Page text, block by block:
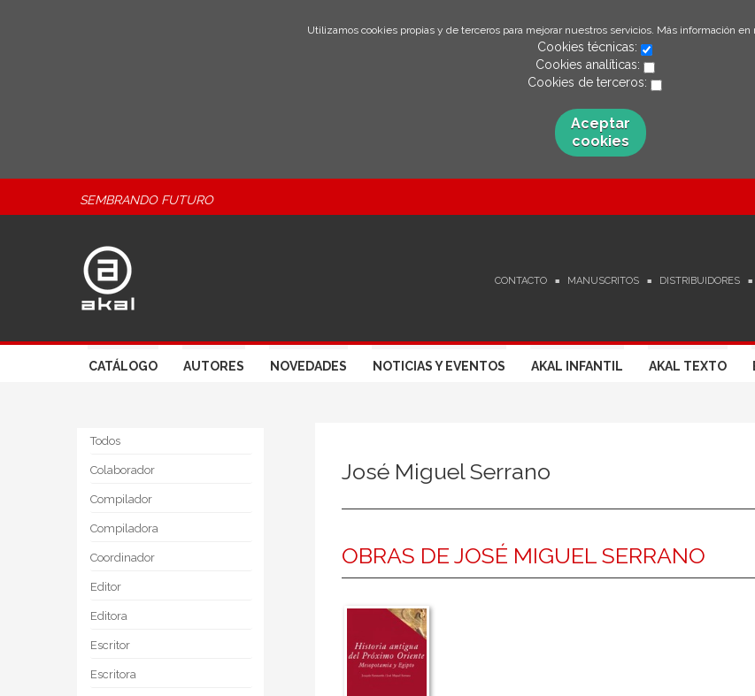
Utilizamos cookies propias y de terceros para mejorar nuestros servicios. Más información en
Cookies técnicas:
Cookies analíticas:
Cookies de terceros:
Aceptar
cookies
SEMBRANDO FUTURO
CONTACTO MANUSCRITOS DISTRIBUIDORES
CATÁLOGO AUTORES NOVEDADES NOTICIAS Y EVENTOS AKAL INFANTIL AKAL TEXTO
Todos
Colaborador
Compilador
Compiladora
Coordinador
Editor
Editora
Escritor
Escritora
José Miguel Serrano
OBRAS DE JOSÉ MIGUEL SERRANO